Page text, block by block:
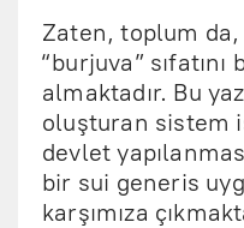
Zaten, toplum da,
“burjuva”
almaktadır. Bu
oluşturan sistem
devlet
bir sui generis
karşımıza